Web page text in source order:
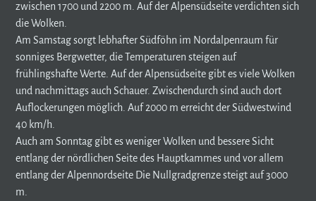
zwischen 1700 und 2200 m. Auf der Alpensüdseite verdichten sich
die Wolken.
Am Samstag sorgt lebhafter Südföhn im Nordalpenraum für
sonniges Bergwetter, die Temperaturen steigen auf
frühlingshafte Werte. Auf der Alpensüdseite gibt es viele Wolken
und nachmittags auch Schauer. Zwischendurch sind auch dort
Auflockerungen möglich. Auf 2000 m erreicht der Südwestwind
40 km/h.
Auch am Sonntag gibt es weniger Wolken und bessere Sicht
entlang der nördlichen Seite des Hauptkammes und vor allem
entlang der Alpennordseite Die Nullgradgrenze steigt auf 3000
m.